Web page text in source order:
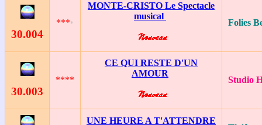
30.004
****
MONTE-CRISTO Le Spectacle
musical
Folies
30.003
****
CE QUI RESTE D'UN
AMOUR
Studio
UNE HEURE A T'ATTENDRE